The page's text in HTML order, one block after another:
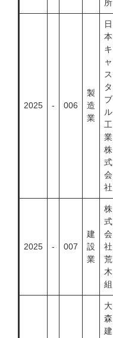
所
2025 - 006
製
造
業
日
本
キ
ャ
ス
タ
ブ
ル
工
業
株
式
会
社
2025 - 007
建
設
業
株
式
会
社
荒
木
組
大
森
建